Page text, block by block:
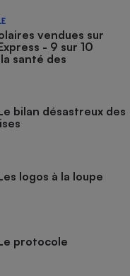
vendues sur
- 9 sur 10
santé des
bilan désastreux des
logos à la loupe
protocole